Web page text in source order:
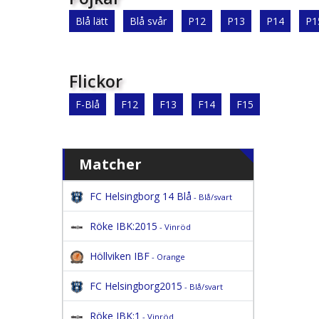
Blå lätt Blå svår P12 P13 P14
Flickor
F-Blå F12 F13 F14 F15
Matcher
FC Helsingborg 14 Blå - Blå/svart
Röke IBK:2015 - Vinröd
Höllviken IBF - Orange
FC Helsingborg2015 - Blå/svart
Röke IBK:1 - Vinröd